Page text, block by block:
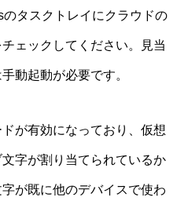
タスクトレイにクラウドの
ェックしてください。見当
動起動が必要です。
が有効になっており、仮想
字が割り当てられているか
が既に他のデバイスで使わ